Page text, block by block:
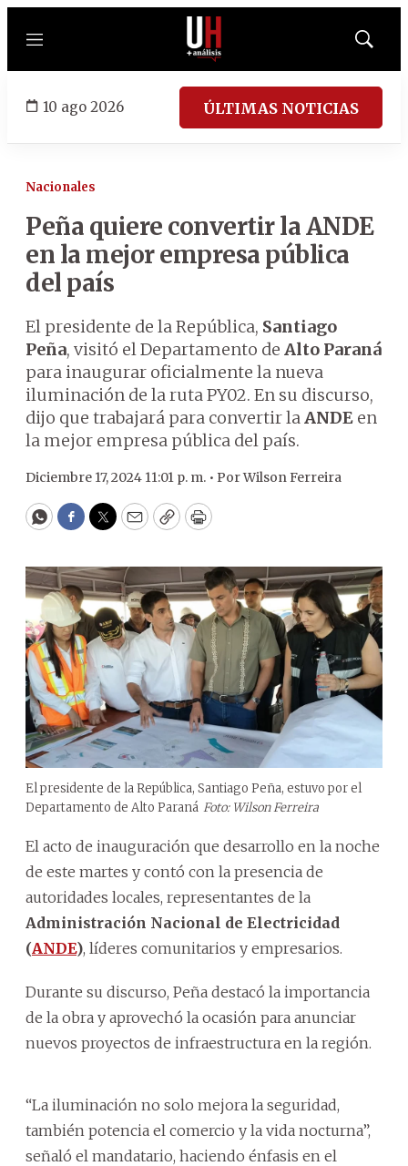
Menú
Mostrar
10 ago 2026 ÚLTIMAS NOTICIAS
Nacionales
Peña quiere convertir la ANDE
en la mejor empresa pública
del país
El presidente de la República, Santiago
Peña, visitó el Departamento de Alto Paraná
para inaugurar oficialmente la nueva
iluminación de la ruta PY02. En su discurso,
dijo que trabajará para convertir laANDE en
la mejor empresa pública del país.
Diciembre 17, 2024 11:01 p. m. • PorWilson Ferreira
WhatsApp
Facebook
Twitter
EmailCopyPrint
El presidente de la República, Santiago Peña, estuvo por el
Departamento de Alto Paraná Foto: Wilson Ferreira
El acto de inauguración que desarrollo en la noche
de este martes y contó con la presencia de
autoridades locales, representantes de la
Administración Nacional de Electricidad
(ANDE), líderes comunitarios y empresarios.
Durante su discurso, Peña destacó la importancia
de la obra y aprovechó la ocasión para anunciar
nuevos proyectos de infraestructura en la región.
“La iluminación no solo mejora la seguridad,
también potencia el comercio y la vida nocturna”,
señaló el mandatario, haciendo énfasis en el